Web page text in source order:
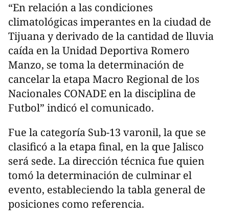
“En relación a las condiciones
climatológicas imperantes en la ciudad de
Tijuana y derivado de la cantidad de lluvia
caída en la Unidad Deportiva Romero
Manzo, se toma la determinación de
cancelar la etapa Macro Regional de los
Nacionales CONADE en la disciplina de
Futbol” indicó el comunicado.
Fue la categoría Sub-13 varonil, la que se
clasificó a la etapa final, en la que Jalisco
será sede. La dirección técnica fue quien
tomó la determinación de culminar el
evento, estableciendo la tabla general de
posiciones como referencia.